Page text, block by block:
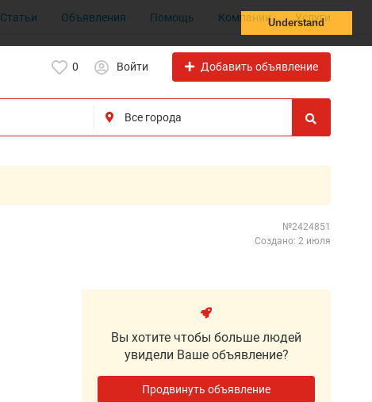
Understand
Статьи Объявления Помощь Компании Услуги
0 Войти Добавить объявление
№2424851
Создано: 2 июля
Вы хотите чтобы больше людей
увидели Ваше объявление?
Продвинуть объявление